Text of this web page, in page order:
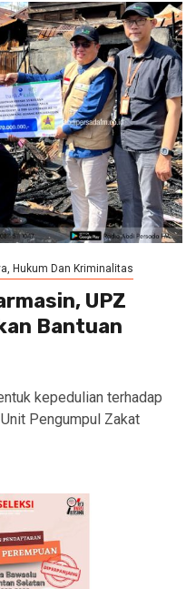
Hukum Dan Kriminalitas
UPZ
Bantuan
kepedulian terhadap
Pengumpul Zakat